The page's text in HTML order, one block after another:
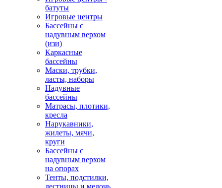
батуты
Игровые центры
Бассейны с
надувным верхом
(изи)
Каркасные
бассейны
Маски, трубки,
ласты, наборы
Надувные
бассейны
Матрасы, плотики,
кресла
Нарукавники,
жилеты, мячи,
круги
Бассейны с
надувным верхом
на опорах
Тенты, подстилки,
лестницы и мелочь